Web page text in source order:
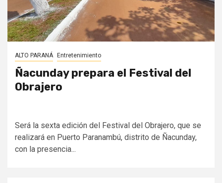
ALTO PARANÁ Entretenimiento
Ñacunday prepara el Festival del
Obrajero
Será la sexta edición del Festival del Obrajero, que se
realizará en Puerto Paranambú, distrito de Ñacunday,
con la presencia...